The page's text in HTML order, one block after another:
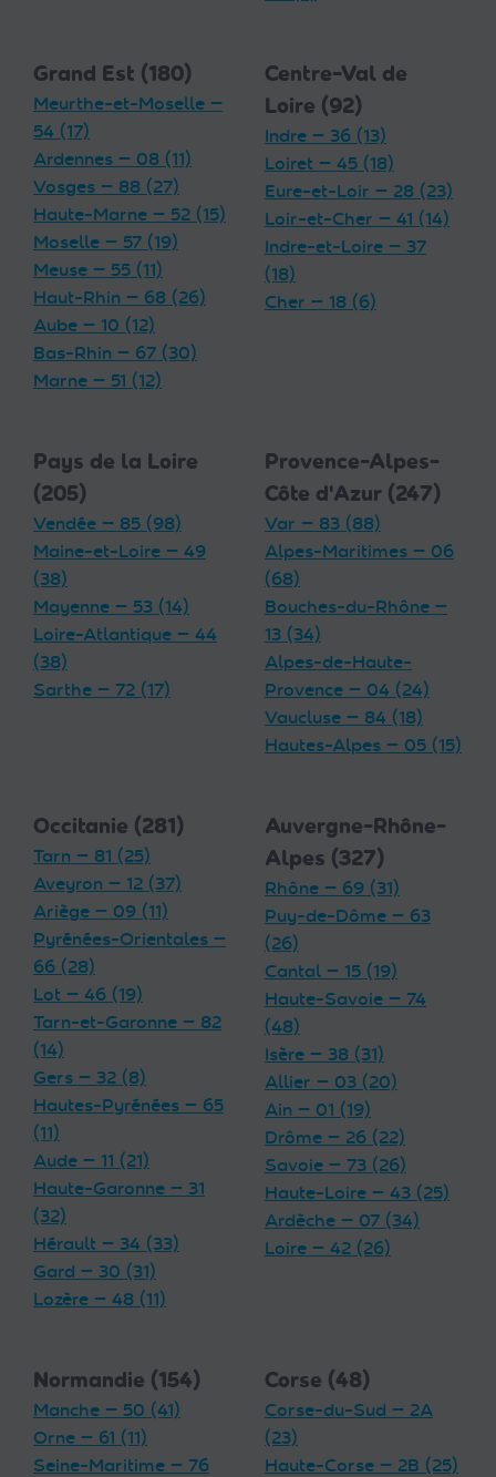
Grand Est (180)
Meurthe-et-Moselle —
54 (17)
Ardennes — 08 (11)
Vosges — 88 (27)
Haute-Marne — 52 (15)
Moselle — 57 (19)
Meuse — 55 (11)
Haut-Rhin — 68 (26)
Aube — 10 (12)
Bas-Rhin — 67 (30)
Marne — 51 (12)
Centre-Val de
Loire (92)
Indre — 36 (13)
Loiret — 45 (18)
Eure-et-Loir — 28 (23)
Loir-et-Cher — 41 (14)
Indre-et-Loire — 37
(18)
Cher — 18 (6)
Pays de la Loire
(205)
Vendée — 85 (98)
Maine-et-Loire — 49
(38)
Mayenne — 53 (14)
Loire-Atlantique — 44
(38)
Sarthe — 72 (17)
Provence-Alpes-
Côte d'Azur (247)
Var — 83 (88)
Alpes-Maritimes — 06
(68)
Bouches-du-Rhône —
13 (34)
Alpes-de-Haute-
Provence — 04 (24)
Vaucluse — 84 (18)
Hautes-Alpes — 05 (15)
Occitanie (281)
Tarn — 81 (25)
Aveyron — 12 (37)
Ariège — 09 (11)
Pyrénées-Orientales —
66 (28)
Lot — 46 (19)
Tarn-et-Garonne — 82
(14)
Gers — 32 (8)
Hautes-Pyrénées — 65
(11)
Aude — 11 (21)
Haute-Garonne — 31
(32)
Hérault — 34 (33)
Gard — 30 (31)
Lozère — 48 (11)
Auvergne-Rhône-
Alpes (327)
Rhône — 69 (31)
Puy-de-Dôme — 63
(26)
Cantal — 15 (19)
Haute-Savoie — 74
(48)
Isère — 38 (31)
Allier — 03 (20)
Ain — 01 (19)
Drôme — 26 (22)
Savoie — 73 (26)
Haute-Loire — 43 (25)
Ardèche — 07 (34)
Loire — 42 (26)
Normandie (154)
Manche — 50 (41)
Orne — 61 (11)
Seine-Maritime — 76
Corse (48)
Corse-du-Sud — 2A
(23)
Haute-Corse — 2B (25)